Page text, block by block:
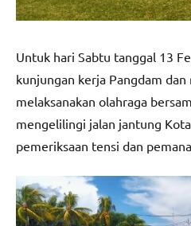
Untuk hari Sabtu tanggal 13
kunjungan kerja Pangdam dan
melaksanakan olahraga
mengelilingi jalan jantung
pemeriksaan tensi dan